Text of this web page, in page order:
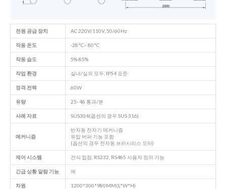
전원 공급 장치 AC 220V/110V, 50/60Hz
작동 온도 -28°C~ 80°C
작동 습도 5%-85%
작업 환경 실내/실외 모두, IP54 표준
정격 전력 60W
유량 25- 48 통과/분
사례 자료 SUS304(옵션의 경우 SUS 316)
메커니즘
반자동 전자기 메커니즘
유압 버퍼 기능 포함
(옵션의 경우 전자동 브러시리스 모터)
제어 시스템 건식 접점, RS232, RS485 사용자 정의 가능
긴급 상황 알람 기능 예
차원 1200*300*980MM(L*W*H)